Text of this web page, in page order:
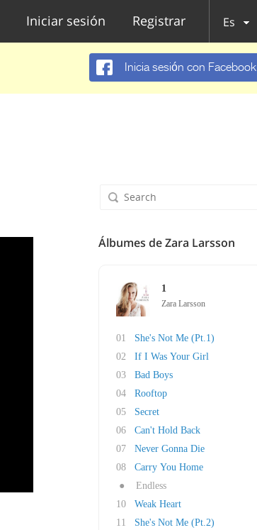
Iniciar sesión Registrar Es
Inicia sesión con Facebook
Álbumes de Zara Larsson
1
Zara Larsson
01
She's Not Me (Pt.1)
02
If I Was Your Girl
03
Bad Boys
04
Rooftop
05
Secret
06
Can't Hold Back
07
Never Gonna Die
08
Carry You Home
●
Endless
10
Weak Heart
11
She's Not Me (Pt.2)